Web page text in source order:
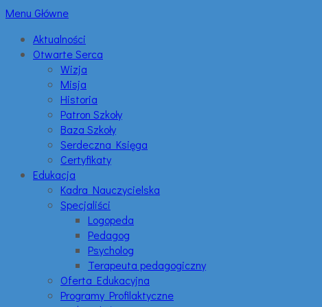
Menu Główne
Aktualności
Otwarte Serca
Wizja
Misja
Historia
Patron Szkoły
Baza Szkoły
Serdeczna Księga
Certyfikaty
Edukacja
Kadra Nauczycielska
Specjaliści
Logopeda
Pedagog
Psycholog
Terapeuta pedagogiczny
Oferta Edukacyjna
Programy Profilaktyczne